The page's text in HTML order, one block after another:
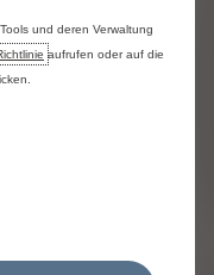
wie
und deren Verwaltung
aufrufen oder auf die